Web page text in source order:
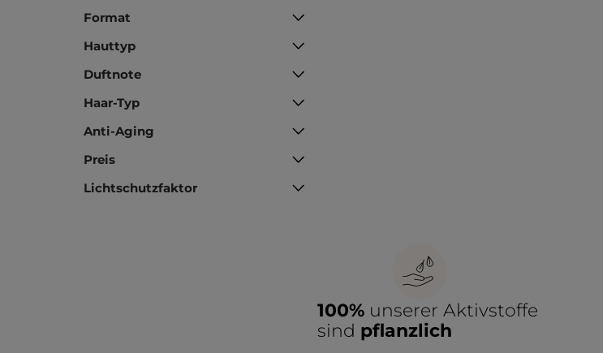
Format
Hauttyp
Duftnote
Haar-Typ
Anti-Aging
Preis
Lichtschutzfaktor
100%unserer Aktivstoffe
sind pflanzlich